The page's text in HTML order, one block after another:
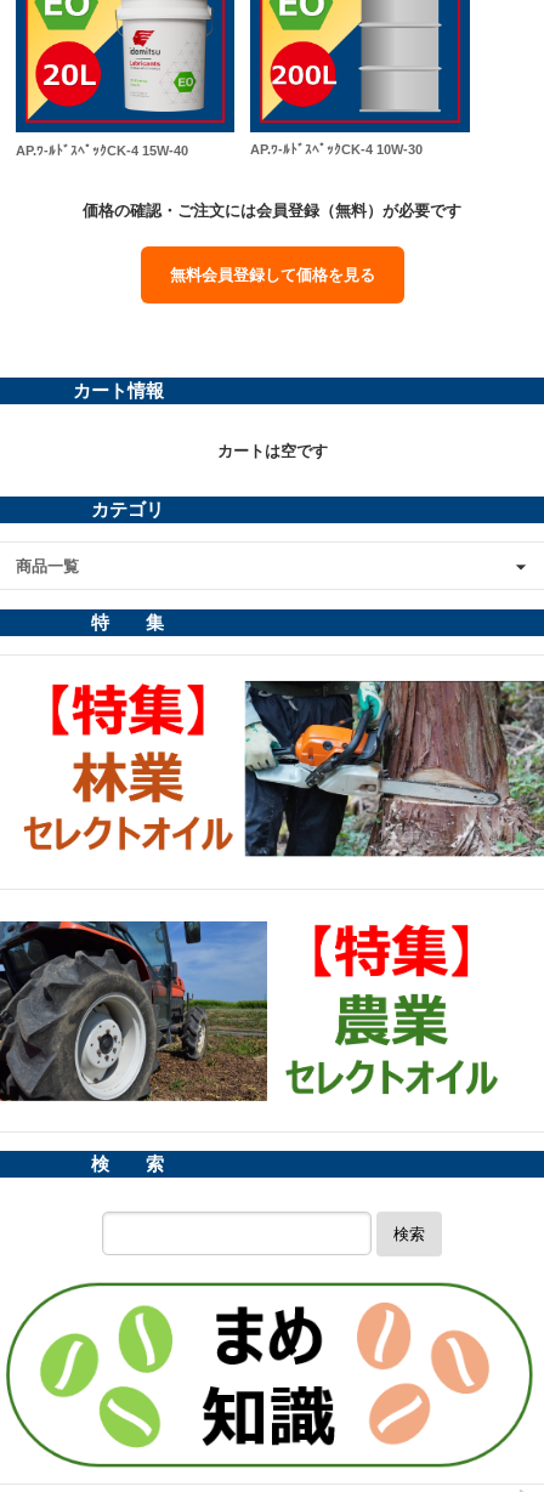
AP.ﾜ-ﾙﾄﾞｽﾍﾟｯｸCK-4 15W-40 AP.ﾜ-ﾙﾄﾞｽﾍﾟｯｸCK-4 10W-30
価格の確認・ご注文には会員登録（無料）が必要です
無料会員登録して価格を見る
カート情報
カートは空です
カテゴリ
商品一覧
特 集
検 索
検索